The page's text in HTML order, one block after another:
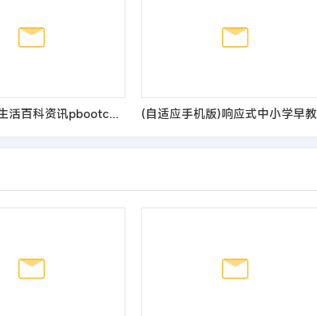
(PC+WAP)生活百科资讯pbootcms网站模板